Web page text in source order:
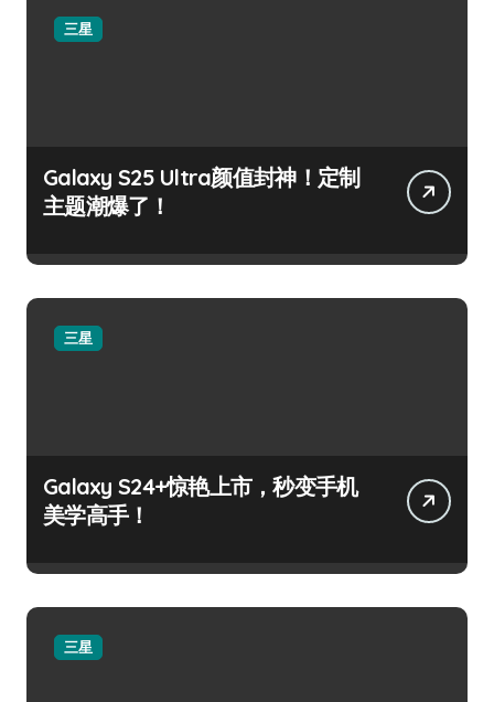
三星
Galaxy S25 Ultra颜值封神！定制
主题潮爆了！
三星
Galaxy S24+惊艳上市，秒变手机
美学高手！
三星